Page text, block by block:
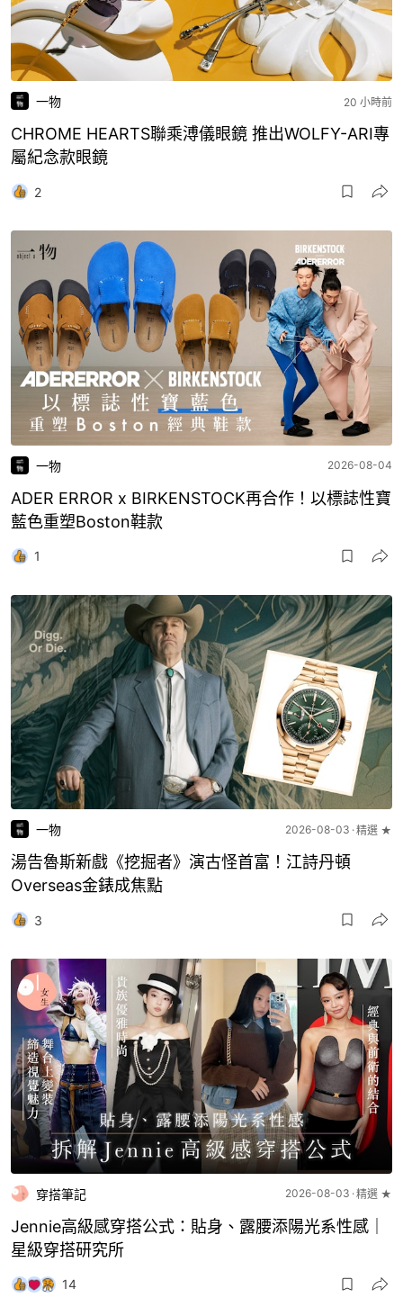
一物 20 小時前
CHROME HEARTS聯乘溥儀眼鏡 推出WOLFY-ARI專
屬紀念款眼鏡
2
一物 2026-08-04
ADER ERROR x BIRKENSTOCK再合作！以標誌性寶
藍色重塑Boston鞋款
1
一物 2026-08-03 精選 ★
湯告魯斯新戲《挖掘者》演古怪首富！江詩丹頓
Overseas金錶成焦點
3
穿搭筆記 2026-08-03 精選 ★
Jennie高級感穿搭公式：貼身、露腰添陽光系性感｜
星級穿搭研究所
14